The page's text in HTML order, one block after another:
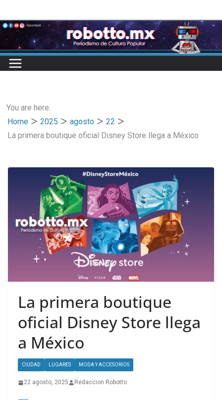
to
content
You are here:
Home
2025 agosto
22
La primera boutique oficial Disney Store llega a México
La primera boutique
oficial Disney Store llega
a México
CIUDAD LUGARES MODA Y ACCESORIOS
22 agosto, 2025 Redaccion Robotto